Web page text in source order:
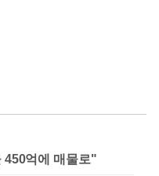
450억에 매물로"